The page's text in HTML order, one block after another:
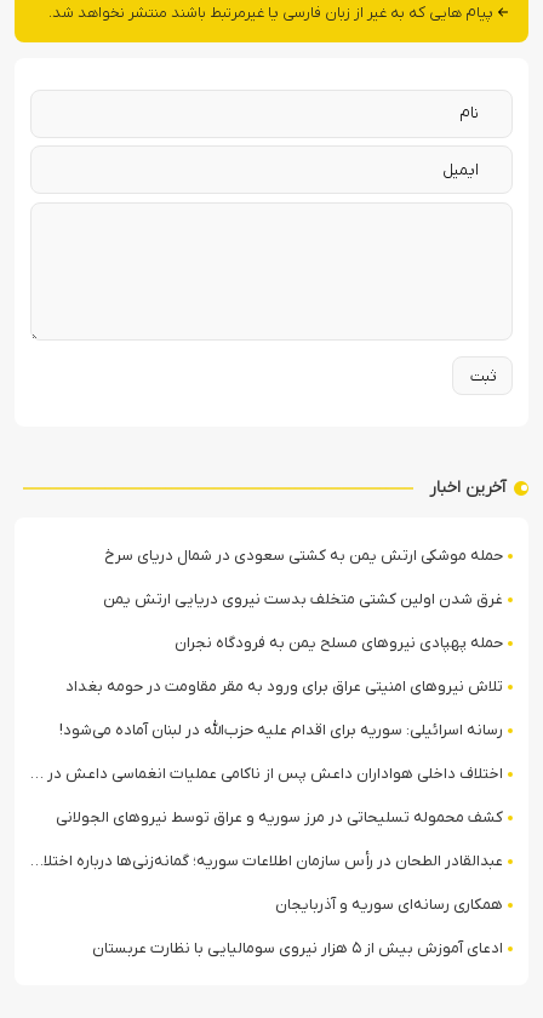
پیام هایی که به غیر از زبان فارسی یا غیرمرتبط باشند منتشر نخواهد شد.
آخرین اخبار
حمله موشکی ارتش یمن به کشتی سعودی در شمال دریای سرخ
غرق شدن اولین کشتی متخلف بدست نیروی دریایی ارتش یمن
حمله پهپادی نیروهای مسلح یمن به فرودگاه نجران
تلاش نیروهای امنیتی عراق برای ورود به مقر مقاومت در حومه بغداد
رسانه اسرائیلی: سوریه برای اقدام علیه حزب‌الله در لبنان آماده می‌شود!
اختلاف داخلی هواداران داعش پس از ناکامی عملیات انغماسی داعش در رقه
کشف محموله تسلیحاتی در مرز سوریه و عراق توسط نیروهای الجولانی
عبدالقادر الطحان در رأس سازمان اطلاعات سوریه؛ گمانه‌زنی‌ها درباره اختلافات در ساختار امنیتی
همکاری رسانه‌ای سوریه و آذربایجان
ادعای آموزش بیش از ۵ هزار نیروی سومالیایی با نظارت عربستان